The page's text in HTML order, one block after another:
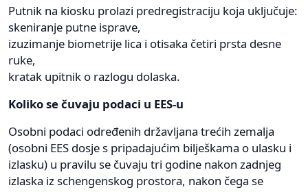
Putnik na kiosku prolazi predregistraciju koja uključuje:
skeniranje putne isprave,
izuzimanje biometrije lica i otisaka četiri prsta desne
ruke,
kratak upitnik o razlogu dolaska.
Koliko se čuvaju podaci u EES-u
Osobni podaci određenih državljana trećih zemalja
(osobni EES dosje s pripadajućim bilješkama o ulasku i
izlasku) u pravilu se čuvaju tri godine nakon zadnjeg
izlaska iz schengenskog prostora, nakon čega se